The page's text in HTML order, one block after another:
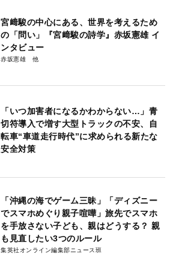
宮﨑駿の中心にある、世界を考えるため
の「問い」『宮﨑駿の詩学』赤坂憲雄 イ
ンタビュー
赤坂憲雄
「いつ加害者になるかわからない…」青
切符導入で増す大型トラックの不安、自
転車“車道走行時代”に求められる新たな
安全対策
「沖縄の海でゲーム三昧」「ディズニー
でスマホめぐり親子喧嘩」旅先でスマホ
を手放さない子ども、親はどうする？ 親
も見直したい3つのルール
集英社オンライン編集部ニュース班